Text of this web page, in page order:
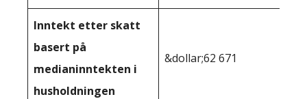
Inntekt etter skatt
basert på
medianinntekten i
husholdningen
&dollar;62 671